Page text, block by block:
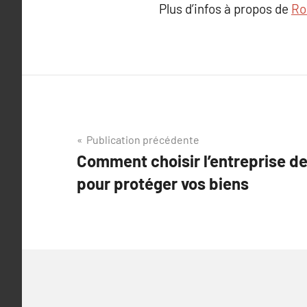
Plus d’infos à propos de
Navigation
de
l’article
Publication précédente
Comment choisir l’entreprise
pour protéger vos biens